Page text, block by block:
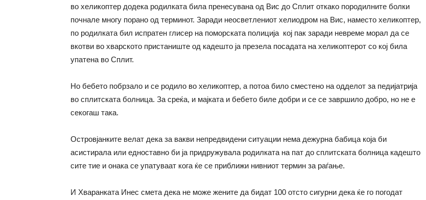
во хеликоптер додека родилката била пренесувана од Вис до Сплит откако породилните болки
почнале многу порано од терминот. Заради неосветлениот хелиодром на Вис, наместо хеликоптер,
по родилката бил испратен глисер на поморската полиција кој пак заради невреме морал да се
вкотви во хварското пристаниште од кадешто ја презела посадата на хеликоптерот со кој била
упатена во Сплит.
Но бебето побрзало и се родило во хеликоптер, а потоа било сместено на одделот за педијатрија
во сплитската болница. За среќа, и мајката и бебето биле добри и се се завршило добро, но не е
секогаш така.
Островјанките велат дека за вакви непредвидени ситуации нема дежурна бабица која би
асистирала или едноставно би ја придружувала родилката на пат до сплитската болница кадешто
сите тие и онака се упатуваат кога ќе се приближи нивниот термин за раѓање.
И Хваранката Инес смета дека не може жените да бидат 100 отсто сигурни дека ќе го погодат